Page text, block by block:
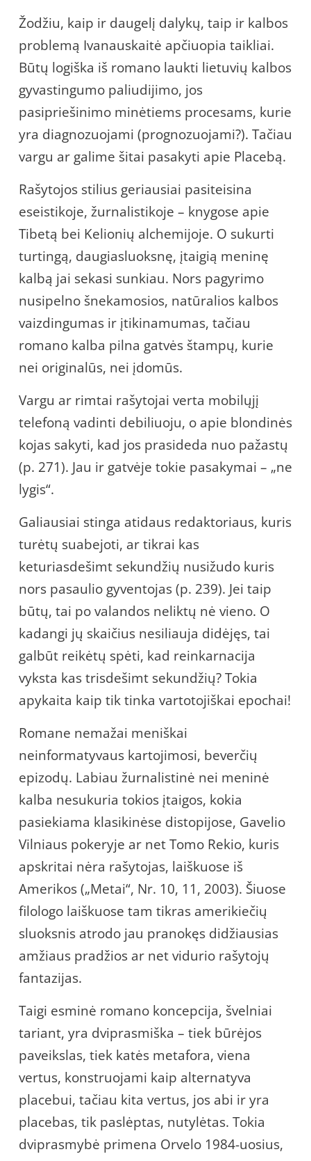
Žodžiu, kaip ir daugelį dalykų, taip ir kalbos
problemą Ivanauskaitė apčiuopia taikliai.
Būtų logiška iš romano laukti lietuvių kalbos
gyvastingumo paliudijimo, jos
pasipriešinimo minėtiems procesams, kurie
yra diagnozuojami (prognozuojami?). Tačiau
vargu ar galime šitai pasakyti apie Placebą.
Rašytojos stilius geriausiai pasiteisina
eseistikoje, žurnalistikoje – knygose apie
Tibetą bei Kelionių alchemijoje. O sukurti
turtingą, daugiasluoksnę, įtaigią meninę
kalbą jai sekasi sunkiau. Nors pagyrimo
nusipelno šnekamosios, natūralios kalbos
vaizdingumas ir įtikinamumas, tačiau
romano kalba pilna gatvės štampų, kurie
nei originalūs, nei įdomūs.
Vargu ar rimtai rašytojai verta mobilųjį
telefoną vadinti debiliuoju, o apie blondinės
kojas sakyti, kad jos prasideda nuo pažastų
(p. 271). Jau ir gatvėje tokie pasakymai – „ne
lygis“.
Galiausiai stinga atidaus redaktoriaus, kuris
turėtų suabejoti, ar tikrai kas
keturiasdešimt sekundžių nusižudo kuris
nors pasaulio gyventojas (p. 239). Jei taip
būtų, tai po valandos neliktų nė vieno. O
kadangi jų skaičius nesiliauja didėjęs, tai
galbūt reikėtų spėti, kad reinkarnacija
vyksta kas trisdešimt sekundžių? Tokia
apykaita kaip tik tinka vartotojiškai epochai!
Romane nemažai meniškai
neinformatyvaus kartojimosi, beverčių
epizodų. Labiau žurnalistinė nei meninė
kalba nesukuria tokios įtaigos, kokia
pasiekiama klasikinėse distopijose, Gavelio
Vilniaus pokeryje ar net Tomo Rekio, kuris
apskritai nėra rašytojas, laiškuose iš
Amerikos („Metai“, Nr. 10, 11, 2003). Šiuose
filologo laiškuose tam tikras amerikiečių
sluoksnis atrodo jau pranokęs didžiausias
amžiaus pradžios ar net vidurio rašytojų
fantazijas.
Taigi esminė romano koncepcija, švelniai
tariant, yra dviprasmiška – tiek būrėjos
paveikslas, tiek katės metafora, viena
vertus, konstruojami kaip alternatyva
placebui, tačiau kita vertus, jos abi ir yra
placebas, tik paslėptas, nutylėtas. Tokia
dviprasmybė primena Orvelo 1984-uosius,